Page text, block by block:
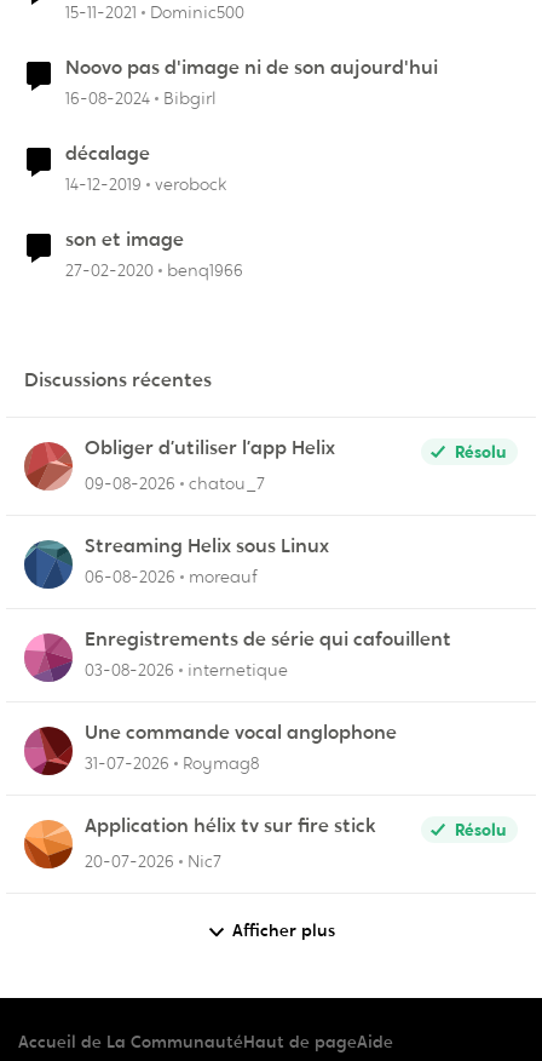
15-11-2021 Dominic500
Noovo pas d'image ni de son aujourd'hui
16-08-2024 Bibgirl
décalage
14-12-2019 verobock
son et image
27-02-2020 benq1966
Discussions récentes
Obliger d’utiliser l’app Helix
Résolu
09-08-2026
chatou_7
Streaming Helix sous Linux
06-08-2026 moreauf
Enregistrements de série qui cafouillent
03-08-2026 internetique
Une commande vocal anglophone
31-07-2026 Roymag8
Application hélix tv sur fire stick
Résolu
20-07-2026
Nic7
Afficher plus
Accueil de La CommunautéHaut de pageAide